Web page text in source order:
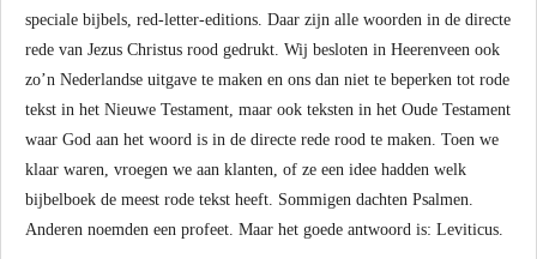
speciale bijbels, red-letter-editions. Daar zijn alle woorden in de directe
rede van Jezus Christus rood gedrukt. Wij besloten in Heerenveen ook
zo’n Nederlandse uitgave te maken en ons dan niet te beperken tot rode
tekst in het Nieuwe Testament, maar ook teksten in het Oude Testament
waar God aan het woord is in de directe rede rood te maken. Toen we
klaar waren, vroegen we aan klanten, of ze een idee hadden welk
bijbelboek de meest rode tekst heeft. Sommigen dachten Psalmen.
Anderen noemden een profeet. Maar het goede antwoord is: Leviticus.